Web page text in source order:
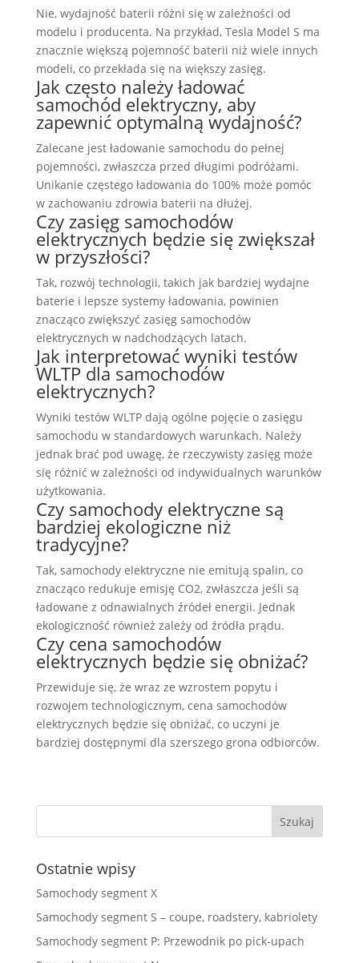
Nie, wydajność baterii różni się w zależności od
modelu i producenta. Na przykład, Tesla Model S ma
znacznie większą pojemność baterii niż wiele innych
modeli, co przekłada się na większy zasięg.
Jak często należy ładować
samochód elektryczny, aby
zapewnić optymalną wydajność?
Zalecane jest ładowanie samochodu do pełnej
pojemności, zwłaszcza przed długimi podróżami.
Unikanie częstego ładowania do 100% może pomóc
w zachowaniu zdrowia baterii na dłużej.
Czy zasięg samochodów
elektrycznych będzie się zwiększał
w przyszłości?
Tak, rozwój technologii, takich jak bardziej wydajne
baterie i lepsze systemy ładowania, powinien
znacząco zwiększyć zasięg samochodów
elektrycznych w nadchodzących latach.
Jak interpretować wyniki testów
WLTP dla samochodów
elektrycznych?
Wyniki testów WLTP dają ogólne pojęcie o zasięgu
samochodu w standardowych warunkach. Należy
jednak brać pod uwagę, że rzeczywisty zasięg może
się różnić w zależności od indywidualnych warunków
użytkowania.
Czy samochody elektryczne są
bardziej ekologiczne niż
tradycyjne?
Tak, samochody elektryczne nie emitują spalin, co
znacząco redukuje emisję CO2, zwłaszcza jeśli są
ładowane z odnawialnych źródeł energii. Jednak
ekologiczność również zależy od źródła prądu.
Czy cena samochodów
elektrycznych będzie się obniżać?
Przewiduje się, że wraz ze wzrostem popytu i
rozwojem technologicznym, cena samochodów
elektrycznych będzie się obniżać, co uczyni je
bardziej dostępnymi dla szerszego grona odbiorców.
Ostatnie wpisy
Samochody segment X
Samochody segment S – coupe, roadstery, kabriolety
Samochody segment P: Przewodnik po pick-upach